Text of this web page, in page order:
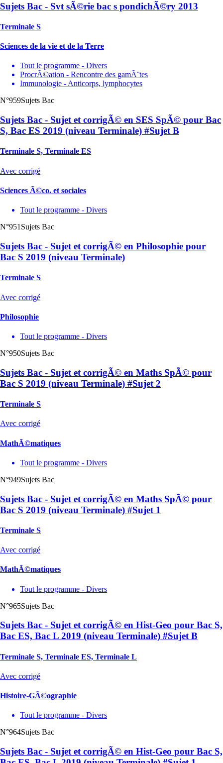
Sujets Bac - Svt sÃ©rie bac s pondichÃ©ry 2013
Terminale S
Sciences de la vie et de la Terre
Tout le programme - Divers
ProcrÃ©ation - Rencontre des gamÃ¨tes
Immunologie - Anticorps, lymphocytes
N°959Sujets Bac
Sujets Bac - Sujet et corrigÃ© en SES SpÃ© pour Bac
S, Bac ES 2019 (niveau Terminale) #Sujet B
Terminale S, Terminale ES
Avec corrigé
Sciences Ã©co. et sociales
Tout le programme - Divers
N°951 Sujets Bac
Sujets Bac - Sujet et corrigÃ© en Philosophie pour
Bac S 2019 (niveau Terminale)
Terminale S
Avec corrigé
Philosophie
Tout le programme - Divers
N°950Sujets Bac
Sujets Bac - Sujet et corrigÃ© en Maths SpÃ© pour
Bac S 2019 (niveau Terminale) #Sujet 2
Terminale S
Avec corrigé
MathÃ©matiques
Tout le programme - Divers
N°949Sujets Bac
Sujets Bac - Sujet et corrigÃ© en Maths SpÃ© pour
Bac S 2019 (niveau Terminale) #Sujet 1
Terminale S
Avec corrigé
MathÃ©matiques
Tout le programme - Divers
N°965Sujets Bac
Sujets Bac - Sujet et corrigÃ© en Hist-Geo pour Bac S,
Bac ES, Bac L 2019 (niveau Terminale) #Sujet B
Terminale S, Terminale ES, Terminale L
Avec corrigé
Histoire-GÃ©ographie
Tout le programme - Divers
N°964Sujets Bac
Sujets Bac - Sujet et corrigÃ© en Hist-Geo pour Bac S,